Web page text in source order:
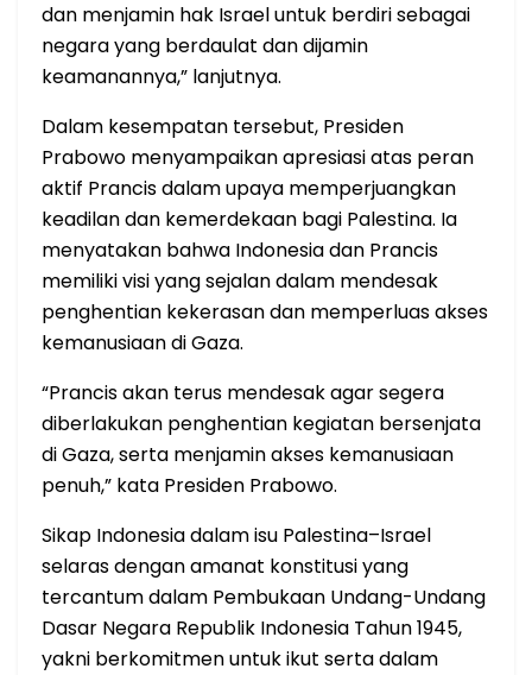
dan menjamin hak Israel untuk berdiri sebagai
negara yang berdaulat dan dijamin
keamanannya,” lanjutnya.
Dalam kesempatan tersebut, Presiden
Prabowo menyampaikan apresiasi atas peran
aktif Prancis dalam upaya memperjuangkan
keadilan dan kemerdekaan bagi Palestina. Ia
menyatakan bahwa Indonesia dan Prancis
memiliki visi yang sejalan dalam mendesak
penghentian kekerasan dan memperluas akses
kemanusiaan di Gaza.
“Prancis akan terus mendesak agar segera
diberlakukan penghentian kegiatan bersenjata
di Gaza, serta menjamin akses kemanusiaan
penuh,” kata Presiden Prabowo.
Sikap Indonesia dalam isu Palestina–Israel
selaras dengan amanat konstitusi yang
tercantum dalam Pembukaan Undang-Undang
Dasar Negara Republik Indonesia Tahun 1945,
yakni berkomitmen untuk ikut serta dalam